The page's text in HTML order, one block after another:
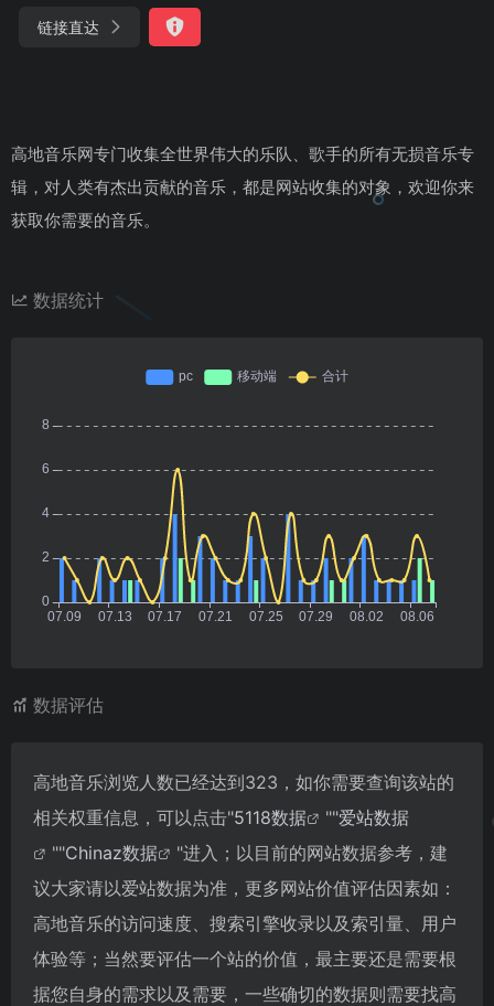
链接直达
高地音乐网专门收集全世界伟大的乐队、歌手的所有无损音乐专
辑，对人类有杰出贡献的音乐，都是网站收集的对象，欢迎你来
获取你需要的音乐。
数据统计
数据评估
高地音乐浏览人数已经达到323，如你需要查询该站的
相关权重信息，可以点击"5118数据 ""爱站数据
""Chinaz数据
"进入；以目前的网站数据参考，建
议大家请以爱站数据为准，更多网站价值评估因素如：
高地音乐的访问速度、搜索引擎收录以及索引量、用户
体验等；当然要评估一个站的价值，最主要还是需要根
据您自身的需求以及需要，一些确切的数据则需要找高